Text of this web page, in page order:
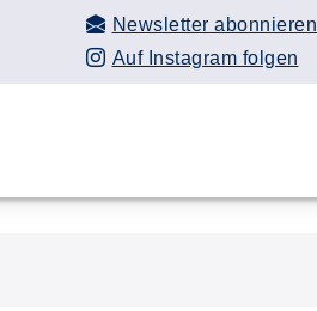
Newsletter abonnieren
Auf Instagram folgen